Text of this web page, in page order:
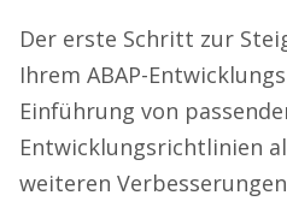
Der erste Schritt zur
Ihrem ABAP-
Einführung von
Entwicklungsrichtlinien
weiteren